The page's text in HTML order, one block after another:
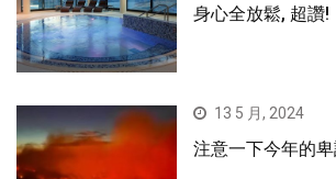
身心全放鬆, 超讚!
13 5 月, 2024
注意一下今年的